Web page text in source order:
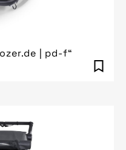
| pd-f“